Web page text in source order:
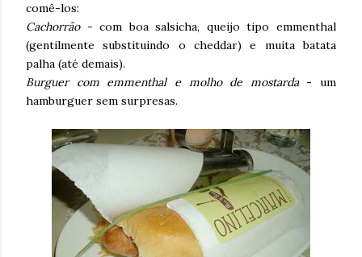
comê-los:
Cachorrão- com boa salsicha, queijo tipo emmenthal
(gentilmente substituindo o cheddar) e muita batata
palha (até demais).
Burguer com emmenthal e molho de mostarda- um
hamburguer sem surpresas.